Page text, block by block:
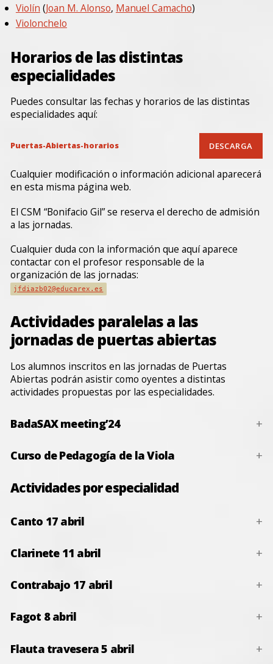
Violín (Joan M. Alonso, Manuel Camacho)
Violonchelo
Horarios de las distintas
especialidades
Puedes consultar las fechas y horarios de las distintas
especialidades aquí:
Puertas-Abiertas-horarios DESCARGA
Cualquier modificación o información adicional aparecerá
en esta misma página web.
El CSM “Bonifacio Gil” se reserva el derecho de admisión
a las jornadas.
Cualquier duda con la información que aquí aparece
contactar con el profesor responsable de la
organización de las jornadas:
jfdiazb02@educarex.es
Actividades paralelas a las
jornadas de puertas abiertas
Los alumnos inscritos en las jornadas de Puertas
Abiertas podrán asistir como oyentes a distintas
actividades propuestas por las especialidades.
BadaSAX meeting’24
Curso de Pedagogía de la Viola
Actividades por especialidad
Canto 17 abril
Clarinete 11 abril
Contrabajo 17 abril
Fagot 8 abril
Flauta travesera 5 abril